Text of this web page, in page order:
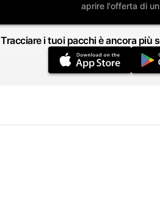
aprire l'offerta di
Tracciare i tuoi pacchi è ancora più